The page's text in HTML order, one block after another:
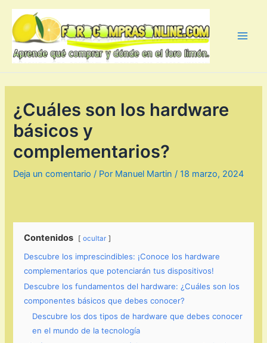
contenido
¿Cuáles son los hardware
básicos y
complementarios?
Deja un comentario / Por Manuel Martin /18 marzo, 2024
Contenidos ocultar
Descubre los imprescindibles: ¡Conoce los hardware
complementarios que potenciarán tus dispositivos!
Descubre los fundamentos del hardware: ¿Cuáles son los
componentes básicos que debes conocer?
Descubre los dos tipos de hardware que debes conocer
en el mundo de la tecnología